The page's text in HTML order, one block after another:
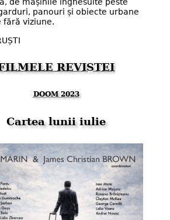
panouri și obiecte urbane
fără viziune.
REVISTEI
DOOM 2023
Cartea lunii iulie